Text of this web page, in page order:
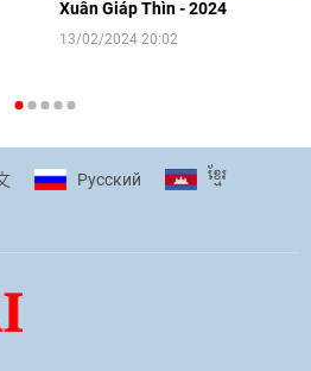
Việt Nam ở nước ngoài
thanh thiếu nhi tiên phong ứng
với biến đổi khí hậu
Lào dành ưu tiên hàng đầu cho
hệ với Việt Nam
Xuân Giáp Thìn - 2024
13/02/2024 20:02
Pусский ខ្មែរ